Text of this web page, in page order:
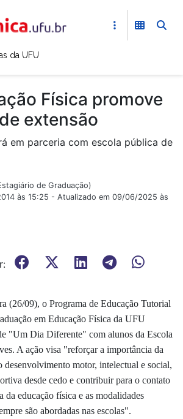
da UFU
Física promove
extensão
em parceria com escola pública de
de Graduação)
às 15:25 - Atualizado em 09/06/2025 às
(26/09), o Programa de Educação Tutorial
em Educação Física da UFU
"Um Dia Diferente" com alunos da Escola
A ação visa "reforçar a importância da
desenvolvimento motor, intelectual e social,
desde cedo e contribuir para o contato
da educação física e as modalidades
são abordadas nas escolas".